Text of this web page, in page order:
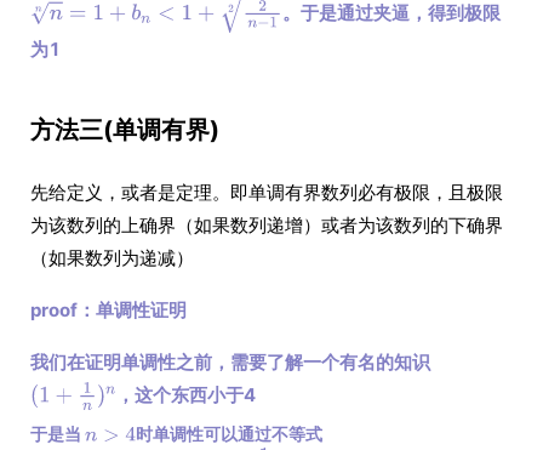
。于是通过夹逼，得到极限
为1
方法三(单调有界)
先给定义，或者是定理。即单调有界数列必有极限，且极限
为该数列的上确界（如果数列递增）或者为该数列的下确界
（如果数列为递减）
proof：单调性证明
我们在证明单调性之前，需要了解一个有名的知识
，这个东西小于4
于是当 时单调性可以通过不等式